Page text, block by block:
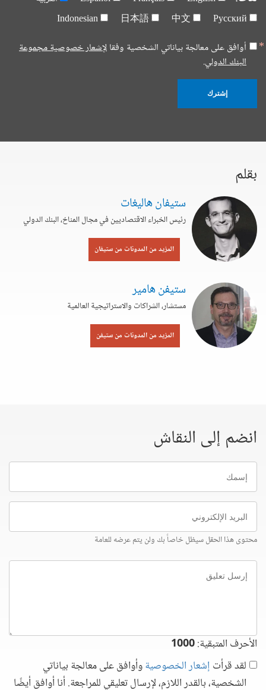
Русский
中文
日本語
Indonesian
أوافق على معالجة بياناتي الشخصية وفقالإشعار خصوصية مجموعة
البنك الدولي.
إشترك
بقلم
ستيفان هاليغات
رئيس الخبراء الاقتصاديين في مجال المناخ، البنك الدولي
المزيد من المدونات من ستيفان
ستيفن هامير
مستشار، الشراكات والاستراتيجية العالمية
المزيد من المدونات من ستيفن
انضم إلى النقاش
إسمك
البريد
الإلكتروني
محتوى هذا الحقل سيظل خاصاً بك ولن يتم عرضه للعامة
إرسل
تعليق
الأحرف المتبقية:1000
لقد قرأت إشعار الخصوصيةوأوافق على معالجة بياناتي
الشخصية، بالقدر اللازم، لإرسال تعليقي للمراجعة. أنا أوافق أيضًا